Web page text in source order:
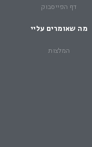
דף הפייסבוק
מה שאומרים עליי
המלצות